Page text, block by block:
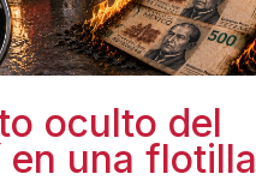
oculto del
en una flotilla